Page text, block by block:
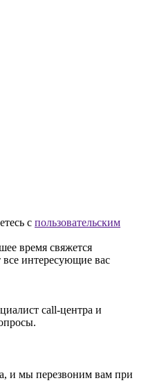
с пользовательским
время свяжется
все интересующие вас
call-центра и
и мы перезвоним вам при